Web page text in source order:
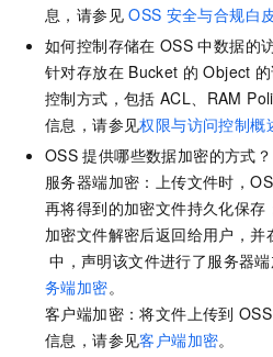
息，请参见 OSS 安全与合规白
如何控制存储在 OSS 中数据的
针对存放在 Bucket 的 Object
控制方式，包括 ACL、RAM
信息，请参见权限与访问控制概
OSS 提供哪些数据加密的方式？
服务器端加密：上传文件时，
再将得到的加密文件持久化保存
加密文件解密后返回给用户，并
中，声明该文件进行了服务器
务端加密。
客户端加密：将文件上传到 OSS
信息，请参见客户端加密。